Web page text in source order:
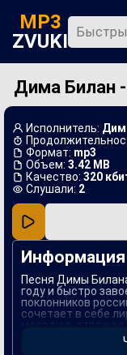
MP3
ZVUKI
Главная
Популярная
В машину
Музыка 80х
Ремиксы
Дима Билан
Исполнитель:
Формат: mp3
Объем: 3.42 MB
Качество: 320
Слушали: 2
Информация
Песня Димы
году и быстро
поклонников
сочетает в себе
мелодию, отражая
связанные с
искренние